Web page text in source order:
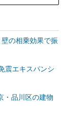
の相乗効果で振
震エキスパンシ
・品川区の建物